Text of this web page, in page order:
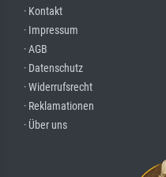
· Kontakt
· Impressum
· AGB
· Datenschutz
· Widerrufsrecht
· Reklamationen
· Über uns